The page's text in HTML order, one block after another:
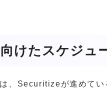
けたスケジュ
、Securitizeが進めて